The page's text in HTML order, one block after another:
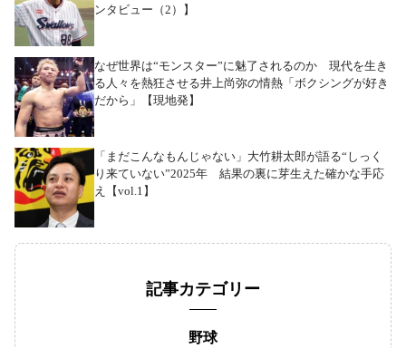
ンタビュー（2）】
なぜ世界は“モンスター”に魅了されるのか 現代を生き
る人々を熱狂させる井上尚弥の情熱「ボクシングが好き
だから」【現地発】
「まだこんなもんじゃない」大竹耕太郎が語る“しっく
り来ていない”2025年 結果の裏に芽生えた確かな手応
え【vol.1】
記事カテゴリー
野球